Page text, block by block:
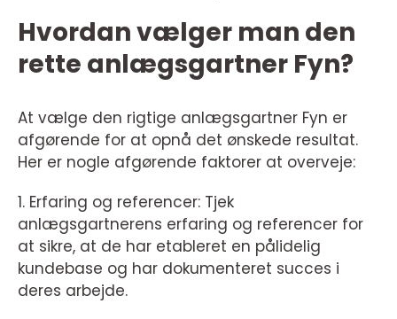
Hvordan vælger man den
rette anlægsgartner Fyn?
At vælge den rigtige anlægsgartner Fyn er
afgørende for at opnå det ønskede resultat.
Her er nogle afgørende faktorer at overveje:
1. Erfaring og referencer: Tjek
anlægsgartnerens erfaring og referencer for
at sikre, at de har etableret en pålidelig
kundebase og har dokumenteret succes i
deres arbejde.